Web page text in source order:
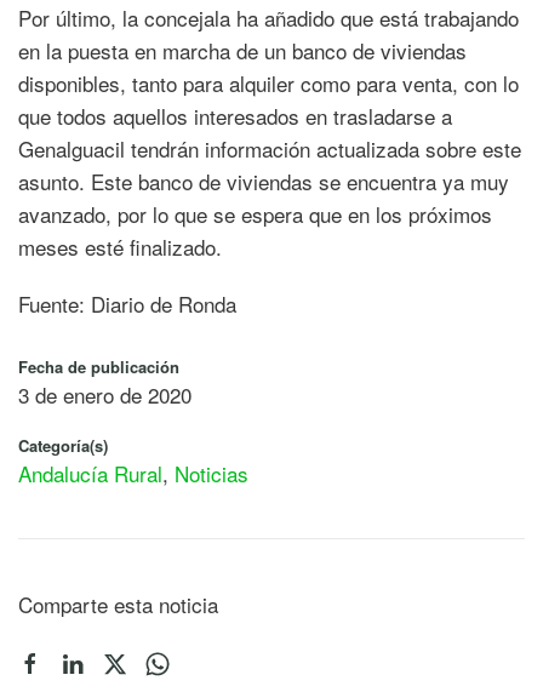
Por último, la concejala ha añadido que está trabajando
en la puesta en marcha de un banco de viviendas
disponibles, tanto para alquiler como para venta, con lo
que todos aquellos interesados en trasladarse a
Genalguacil tendrán información actualizada sobre este
asunto. Este banco de viviendas se encuentra ya muy
avanzado, por lo que se espera que en los próximos
meses esté finalizado.
Fuente: Diario de Ronda
Fecha de publicación
3 de enero de 2020
Categoría(s)
Andalucía Rural, Noticias
Comparte esta noticia